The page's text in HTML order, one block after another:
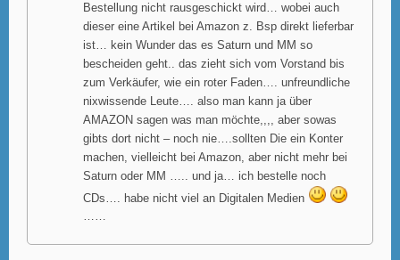
Bestellung nicht rausgeschickt wird… wobei auch
dieser eine Artikel bei Amazon z. Bsp direkt lieferbar
ist… kein Wunder das es Saturn und MM so
bescheiden geht.. das zieht sich vom Vorstand bis
zum Verkäufer, wie ein roter Faden…. unfreundliche
nixwissende Leute…. also man kann ja über
AMAZON sagen was man möchte,,,, aber sowas
gibts dort nicht – noch nie….sollten Die ein Konter
machen, vielleicht bei Amazon, aber nicht mehr bei
Saturn oder MM ….. und ja… ich bestelle noch
CDs…. habe nicht viel an Digitalen Medien
……